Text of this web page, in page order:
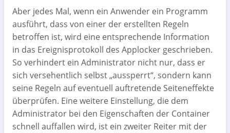
Aber jedes Mal, wenn ein Anwender ein Programm
ausführt, dass von einer der erstellten Regeln
betroffen ist, wird eine entsprechende Information
in das Ereignisprotokoll des Applocker geschrieben.
So verhindert ein Administrator nicht nur, dass er
sich versehentlich selbst „aussperrt“, sondern kann
seine Regeln auf eventuell auftretende Seiteneffekte
überprüfen. Eine weitere Einstellung, die dem
Administrator bei den Eigenschaften der Container
schnell auffallen wird, ist ein zweiter Reiter mit der